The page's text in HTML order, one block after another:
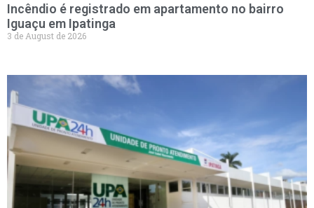
Incêndio é registrado em apartamento no bairro
Iguaçu em Ipatinga
3 de August de 2026